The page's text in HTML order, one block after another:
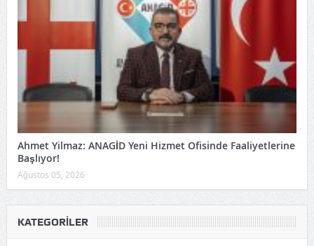
Ahmet Yilmaz: ANAGİD Yeni Hizmet Ofisinde Faaliyetlerine
Başlıyor!
Ağustos 05, 2026
KATEGORILER